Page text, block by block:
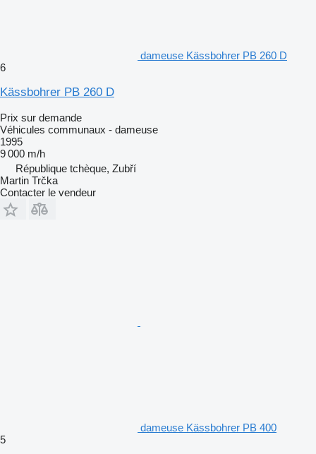
dameuse Kässbohrer PB 260 D
6
Kässbohrer PB 260 D
Prix sur demande
Véhicules communaux - dameuse
1995
9 000 m/h
République tchèque, Zubří
Martin Trčka
Contacter le vendeur
dameuse Kässbohrer PB 400
5